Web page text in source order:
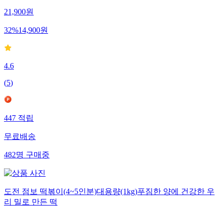
21,900원
32%14,900원
4.6
(5)
447적립
무료배송
482명구매중
도전 점보 떡볶이(4~5인분)대용량(1kg)푸짐한 양에 건강한 우
리 밀로 만든 떡